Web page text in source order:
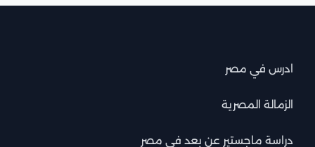
ادرس في مصر
الزمالة المصرية
دراسة ماجستير عن بعد في مصر